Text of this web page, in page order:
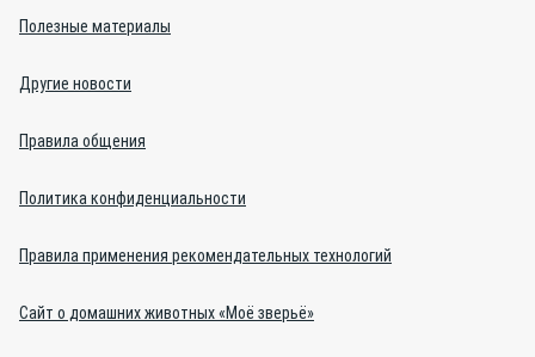
Полезные материалы
Другие новости
Правила общения
Политика конфиденциальности
Правила применения рекомендательных технологий
Сайт о домашних животных «Моё зверьё»